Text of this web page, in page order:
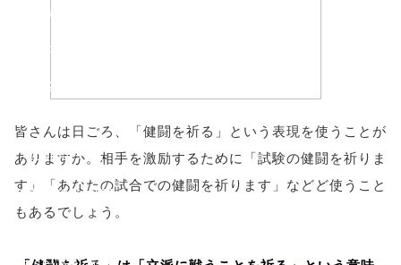
f, 'Gwindow',
'width=550,
height=450,
toolbar=no,
scrollbars=yes'
皆さんは日ごろ、「健闘を祈る」という表現を使うことが
ありますか。相手を激励するために「試験の健闘を祈りま
す」「あなたの試合での健闘を祈ります」などど使うこと
もあるでしょう。